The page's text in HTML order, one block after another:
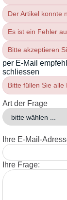
Der Artikel konnte
Es ist ein Fehler
Bitte akzeptieren
per E-Mail
schliessen
Bitte füllen Sie alle
Art der Frage
Ihre E-Mail-
Ihre Frage: